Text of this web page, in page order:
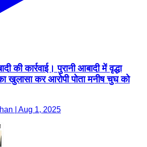
की कार्रवाई। पुरानी आबादी में वृद्धा
खुलासा कर आरोपी पोता मनीष चुघ को
| Aug 1, 2025